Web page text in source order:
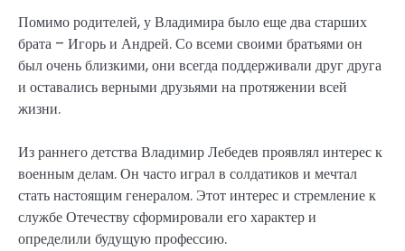
Помимо родителей, у Владимира было еще два старших
брата – Игорь и Андрей. Со всеми своими братьями он
был очень близкими, они всегда поддерживали друг друга
и оставались верными друзьями на протяжении всей
жизни.
Из раннего детства Владимир Лебедев проявлял интерес к
военным делам. Он часто играл в солдатиков и мечтал
стать настоящим генералом. Этот интерес и стремление к
службе Отечеству сформировали его характер и
определили будущую профессию.